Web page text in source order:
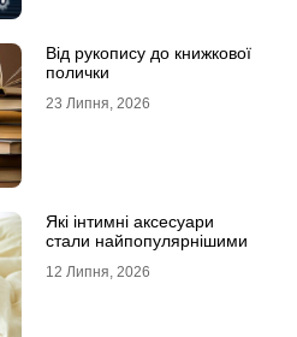
Від рукопису до книжкової
полички
23 Липня, 2026
Які інтимні аксесуари
стали найпопулярнішими
12 Липня, 2026